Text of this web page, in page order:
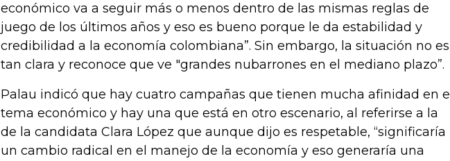
económico va a seguir más o menos dentro de las mismas reglas de
juego de los últimos años y eso es bueno porque le da estabilidad y
credibilidad a la economía colombiana”. Sin embargo, la situación no es
tan clara y reconoce que ve "grandes nubarrones en el mediano plazo”.
Palau indicó que hay cuatro campañas que tienen mucha afinidad en el
tema económico y hay una que está en otro escenario, al referirse a la
de la candidata Clara López que aunque dijo es respetable, “significaría
un cambio radical en el manejo de la economía y eso generaría una